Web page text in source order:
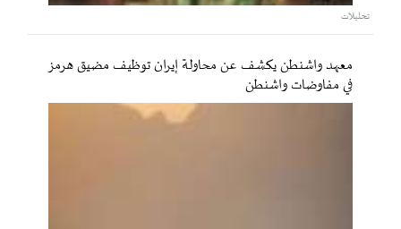
تحليلات
معهد واشنطن يكشف عن محاولة إيران توظيف مضيق هرمز
في مفاوضات واشنطن